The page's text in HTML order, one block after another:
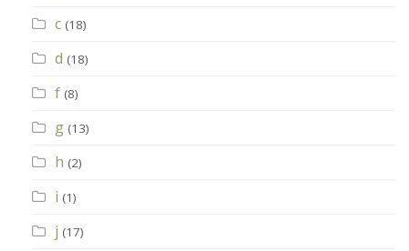
c (18)
d (18)
f (8)
g (13)
h (2)
i (1)
j (17)